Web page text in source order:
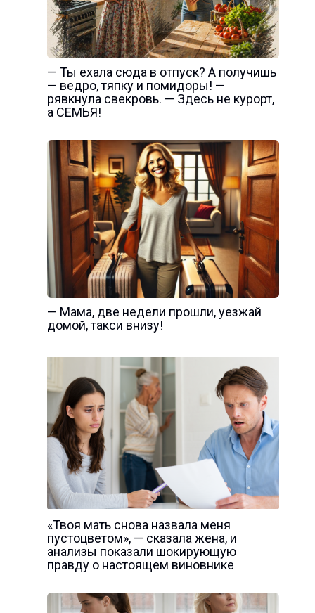
— Ты ехала сюда в отпуск? А получишь
— ведро, тяпку и помидоры! —
рявкнула свекровь. — Здесь не курорт,
а СЕМЬЯ!
— Мама, две недели прошли, уезжай
домой, такси внизу!
«Твоя мать снова назвала меня
пустоцветом», — сказала жена, и
анализы показали шокирующую
правду о настоящем виновнике